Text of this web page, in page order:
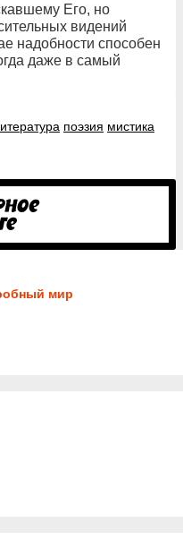
Его, но
видений
надобности способен
даже в самый
поэзия мистика
мир